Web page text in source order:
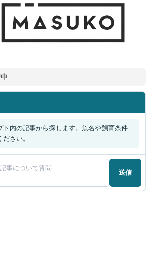
ト内の記事から探します。魚名や飼育条件
さい。
送信